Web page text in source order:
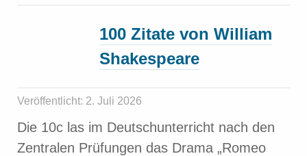
100 Zitate von William
Shakespeare
Veröffentlicht: 2. Juli 2026
Die 10c las im Deutschunterricht nach den
Zentralen Prüfungen das Drama „Romeo